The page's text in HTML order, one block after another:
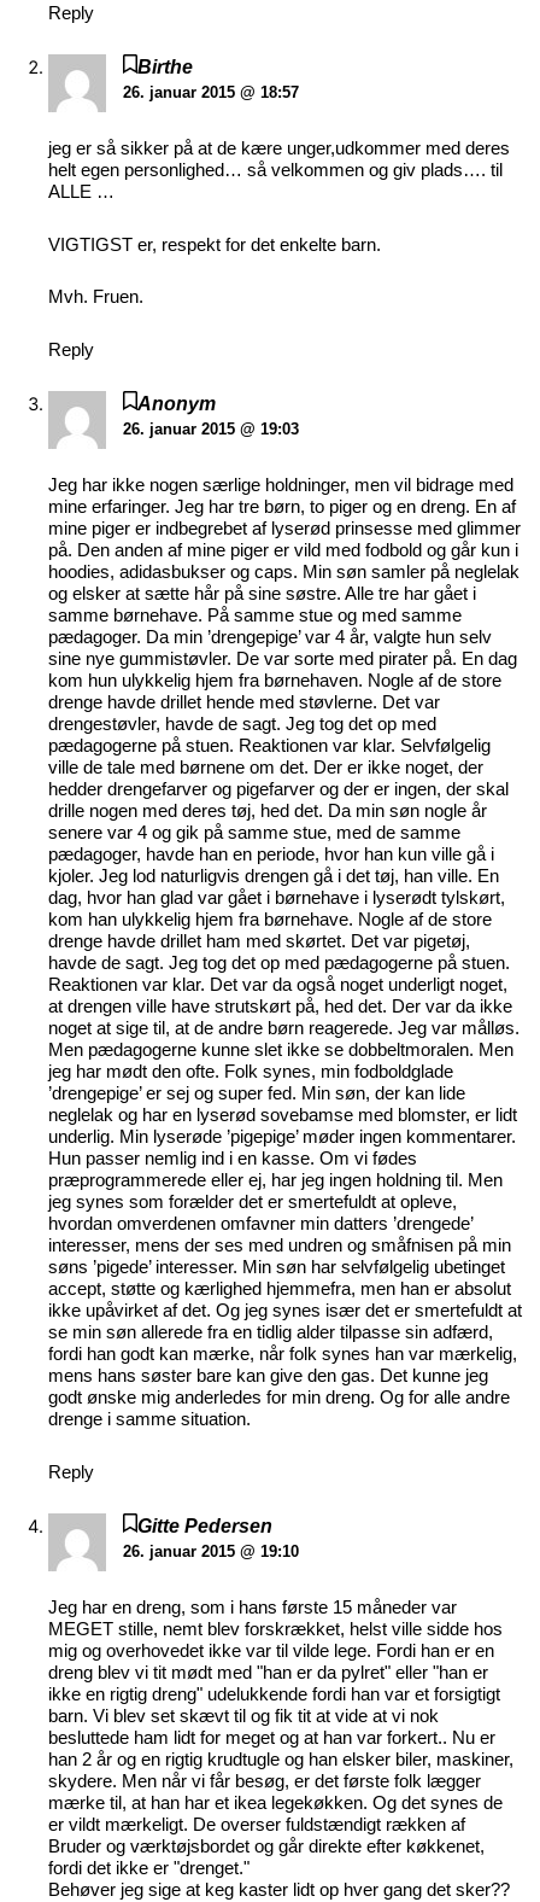
Reply
Birthe
26. januar 2015 @ 18:57
jeg er så sikker på at de kære unger,udkommer med deres
helt egen personlighed… så velkommen og giv plads…. til
ALLE …
VIGTIGST er, respekt for det enkelte barn.
Mvh. Fruen.
Reply
Anonym
26. januar 2015 @ 19:03
Jeg har ikke nogen særlige holdninger, men vil bidrage med
mine erfaringer. Jeg har tre børn, to piger og en dreng. En af
mine piger er indbegrebet af lyserød prinsesse med glimmer
på. Den anden af mine piger er vild med fodbold og går kun i
hoodies, adidasbukser og caps. Min søn samler på neglelak
og elsker at sætte hår på sine søstre. Alle tre har gået i
samme børnehave. På samme stue og med samme
pædagoger. Da min ’drengepige’ var 4 år, valgte hun selv
sine nye gummistøvler. De var sorte med pirater på. En dag
kom hun ulykkelig hjem fra børnehaven. Nogle af de store
drenge havde drillet hende med støvlerne. Det var
drengestøvler, havde de sagt. Jeg tog det op med
pædagogerne på stuen. Reaktionen var klar. Selvfølgelig
ville de tale med børnene om det. Der er ikke noget, der
hedder drengefarver og pigefarver og der er ingen, der skal
drille nogen med deres tøj, hed det. Da min søn nogle år
senere var 4 og gik på samme stue, med de samme
pædagoger, havde han en periode, hvor han kun ville gå i
kjoler. Jeg lod naturligvis drengen gå i det tøj, han ville. En
dag, hvor han glad var gået i børnehave i lyserødt tylskørt,
kom han ulykkelig hjem fra børnehave. Nogle af de store
drenge havde drillet ham med skørtet. Det var pigetøj,
havde de sagt. Jeg tog det op med pædagogerne på stuen.
Reaktionen var klar. Det var da også noget underligt noget,
at drengen ville have strutskørt på, hed det. Der var da ikke
noget at sige til, at de andre børn reagerede. Jeg var målløs.
Men pædagogerne kunne slet ikke se dobbeltmoralen. Men
jeg har mødt den ofte. Folk synes, min fodboldglade
’drengepige’ er sej og super fed. Min søn, der kan lide
neglelak og har en lyserød sovebamse med blomster, er lidt
underlig. Min lyserøde ’pigepige’ møder ingen kommentarer.
Hun passer nemlig ind i en kasse. Om vi fødes
præprogrammerede eller ej, har jeg ingen holdning til. Men
jeg synes som forælder det er smertefuldt at opleve,
hvordan omverdenen omfavner min datters ’drengede’
interesser, mens der ses med undren og småfnisen på min
søns ’pigede’ interesser. Min søn har selvfølgelig ubetinget
accept, støtte og kærlighed hjemmefra, men han er absolut
ikke upåvirket af det. Og jeg synes især det er smertefuldt at
se min søn allerede fra en tidlig alder tilpasse sin adfærd,
fordi han godt kan mærke, når folk synes han var mærkelig,
mens hans søster bare kan give den gas. Det kunne jeg
godt ønske mig anderledes for min dreng. Og for alle andre
drenge i samme situation.
Reply
Gitte Pedersen
26. januar 2015 @ 19:10
Jeg har en dreng, som i hans første 15 måneder var
MEGET stille, nemt blev forskrækket, helst ville sidde hos
mig og overhovedet ikke var til vilde lege. Fordi han er en
dreng blev vi tit mødt med "han er da pylret" eller "han er
ikke en rigtig dreng" udelukkende fordi han var et forsigtigt
barn. Vi blev set skævt til og fik tit at vide at vi nok
besluttede ham lidt for meget og at han var forkert.. Nu er
han 2 år og en rigtig krudtugle og han elsker biler, maskiner,
skydere. Men når vi får besøg, er det første folk lægger
mærke til, at han har et ikea legekøkken. Og det synes de
er vildt mærkeligt. De overser fuldstændigt rækken af
Bruder og værktøjsbordet og går direkte efter køkkenet,
fordi det ikke er "drenget."
Behøver jeg sige at keg kaster lidt op hver gang det sker??